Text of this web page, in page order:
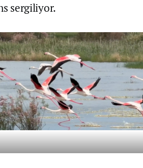
sergiliyor.